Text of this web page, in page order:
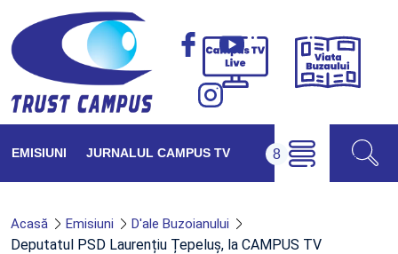
Campus
Viața
EMISIUNI JURNALUL CAMPUS TV
Acasă Emisiuni D'ale Buzoianului
Deputatul PSD Laurențiu Țepeluș, la CAMPUS TV